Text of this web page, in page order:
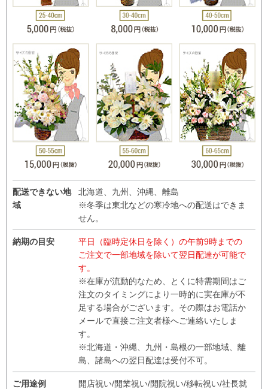
配送できない地
域
北海道、九州、沖縄、離島
※冬季は東北などの寒冷地への配送はできま
せん。
納期の目安
平日（臨時定休日を除く）の午前9時までの
ご注文で一部地域を除いて翌日配達が可能で
す。
※在庫が流動的なため、とくに特需期間はご
注文のタイミングにより一時的に実在庫が不
足する場合がございます。その際はお電話か
メールで直接ご注文者様へご連絡いたしま
す。
※北海道・沖縄、九州・島根の一部地域、離
島、諸島への翌日配達は受付不可。
ご用途例
開店祝い/開業祝い/開院祝い/移転祝い/社長就